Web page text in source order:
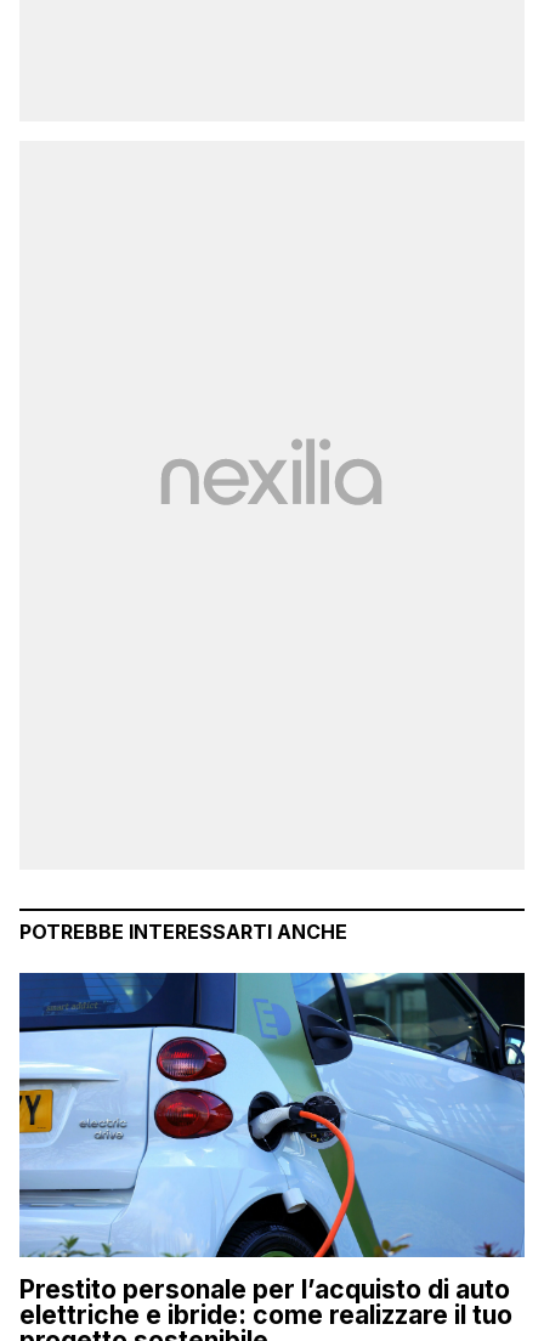
POTREBBE INTERESSARTI ANCHE
Prestito personale per l’acquisto di auto
elettriche e ibride: come realizzare il tuo